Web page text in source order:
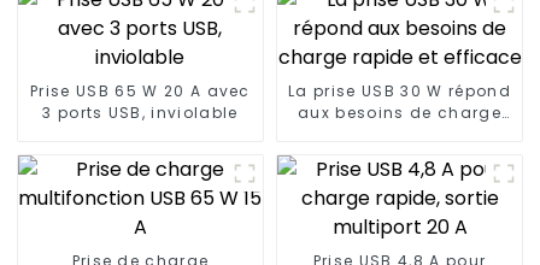
Prise USB 65 W 20 A avec
3 ports USB, inviolable
La prise USB 30 W répond
aux besoins de charge
Prise de charge
Prise USB 4,8 A pour